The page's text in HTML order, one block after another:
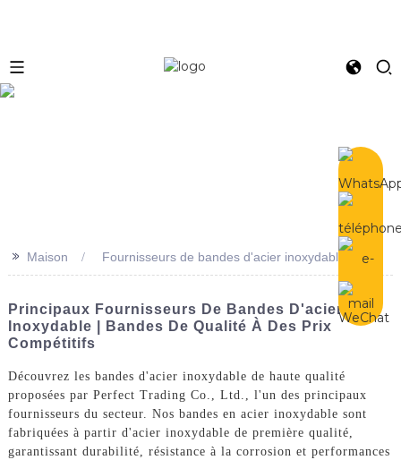
>> Maison Fournisseurs de bandes d'acier inoxydable
Principaux Fournisseurs De Bandes D'acier
Inoxydable | Bandes De Qualité À Des Prix
Compétitifs
Découvrez les bandes d'acier inoxydable de haute qualité
proposées par Perfect Trading Co., Ltd., l'un des principaux
fournisseurs du secteur. Nos bandes en acier inoxydable sont
fabriquées à partir d'acier inoxydable de première qualité,
garantissant durabilité, résistance à la corrosion et performances